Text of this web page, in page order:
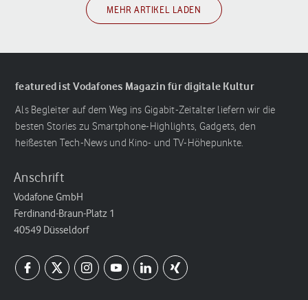
MEHR ARTIKEL LADEN
featured ist Vodafones Magazin für digitale Kultur
Als Begleiter auf dem Weg ins Gigabit-Zeitalter liefern wir die
besten Stories zu Smartphone-Highlights, Gadgets, den
heißesten Tech-News und Kino- und TV-Höhepunkte.
Anschrift
Vodafone GmbH
Ferdinand-Braun-Platz 1
40549 Düsseldorf